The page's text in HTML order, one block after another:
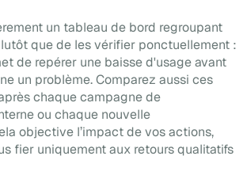
un tableau de bord regroupant
que de les vérifier ponctuellement :
de repérer une baisse d'usage avant
un problème. Comparez aussi ces
chaque campagne de
ou chaque nouvelle
objective l’impact de vos actions,
fier uniquement aux retours qualitatifs